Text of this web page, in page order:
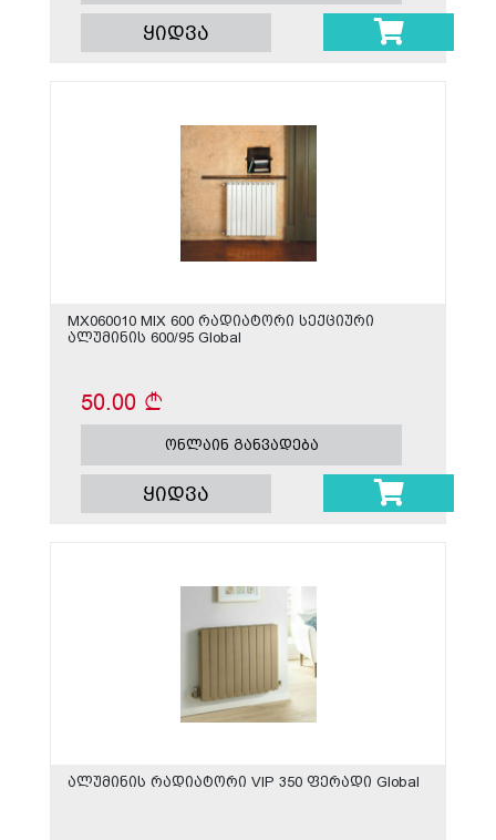
ყიდვა
MX060010 MIX 600 რადიატორი სექციური
ალუმინის 600/95 Global
50.00
ონლაინ განვადება
ყიდვა
ალუმინის რადიატორი VIP 350 ფერადი Global